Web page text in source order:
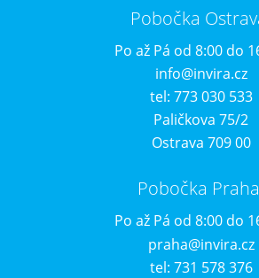
Pobočka
Po až Pá od 8:00 do
info@invira.cz
tel: 773 030 533
Paličkova 75/2
Ostrava 709 00
Pobočka Praha
Po až Pá od 8:00 do
praha@invira.cz
tel: 731 578 376